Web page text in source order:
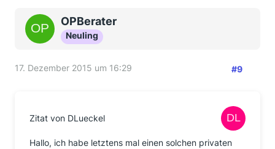
OPBerater
Neuling
17. Dezember 2015 um 16:29 #9
Zitat von DLueckel
Hallo, ich habe letztens mal einen solchen privaten